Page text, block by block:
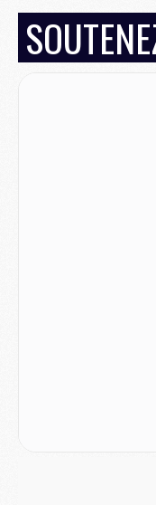
Match- Le groupe pour
Mercato- Le PSG
Mercato- Liverpool ne
- Le PSG veut